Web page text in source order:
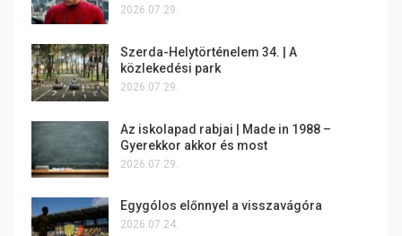
2026.07.29.
Szerda-Helytörténelem 34. | A
közlekedési park
2026.07.29.
Az iskolapad rabjai | Made in 1988 –
Gyerekkor akkor és most
2026.07.29.
Egygólos előnnyel a visszavágóra
2026.07.24.